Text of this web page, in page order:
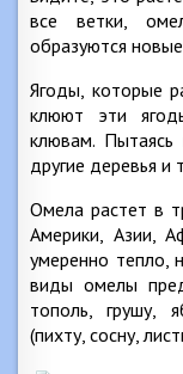
все ветки,
образуются
Ягоды, которые
клюют эти
клювам.
другие деревья и
Омела растет в
Америки, Азии,
умеренно тепло,
виды омелы
тополь, грушу,
(пихту, сосну,